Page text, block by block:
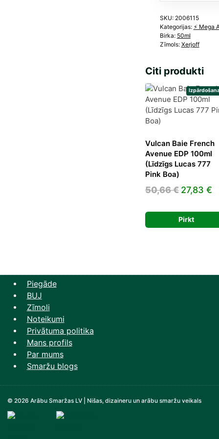
SKU: 2006115
Kategorijas: ⚡️ Mega
Birka: 50ml
Zīmols: Xerjoff
Citi produkti
Vulcan Baie French
Avenue EDP 100ml
(Līdzīgs Lucas 777
Pink Boa)
50,66€ Original
was:
50,66 €.
27,83 €
Pirkt
Piegāde
BUJ
Zīmoli
Noteikumi
Privātuma politika
Mans profils
Par mums
Smaržu blogs
© 2026 Arābu Smaržas LV | Nišas, dizaineru un arābu smaržu veikals